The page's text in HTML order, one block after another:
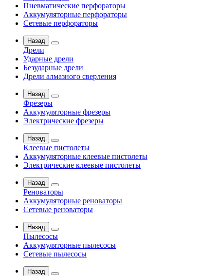
Пневматические перфораторы
Аккумуляторные перфораторы
Сетевые перфораторы
Назад
Дрели
Ударные дрели
Безударные дрели
Дрели алмазного сверления
Назад
Фрезеры
Аккумуляторные фрезеры
Электрические фрезеры
Назад
Клеевые пистолеты
Аккумуляторные клеевые пистолеты
Электрические клеевые пистолеты
Назад
Реноваторы
Аккумуляторные реноваторы
Сетевые реноваторы
Назад
Пылесосы
Аккумуляторные пылесосы
Сетевые пылесосы
Назад